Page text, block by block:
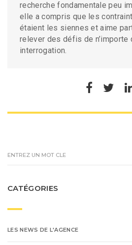
recherche fondamentale peu
elle a compris que les
étaient les siennes et aime
relever des défis de n’importe
interrogation.
CATÉGORIES
LES NEWS DE L'AGENCE